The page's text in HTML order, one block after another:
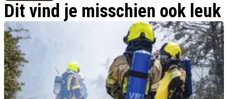
Dit vind je misschien ook leuk